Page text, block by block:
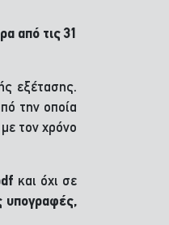
από τις 31
εξέτασης.
την οποία
τον χρόνο
και όχι σε
υπογραφές,